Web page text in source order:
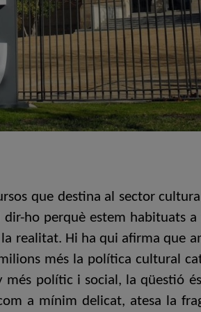
que destina al sector
ho perquè estem habituats
realitat. Hi ha qui afirma que
més la política cultural
polític i social, la qüestió
a mínim delicat, atesa la